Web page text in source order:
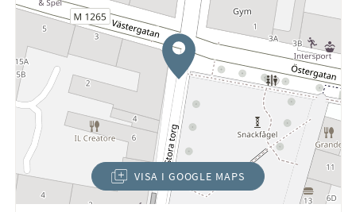
VISA I GOOGLE MAPS
(ÖPPNAS I NYTT FÖNSTER)